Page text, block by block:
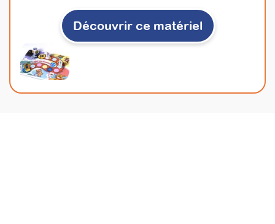
Découvrir ce matériel